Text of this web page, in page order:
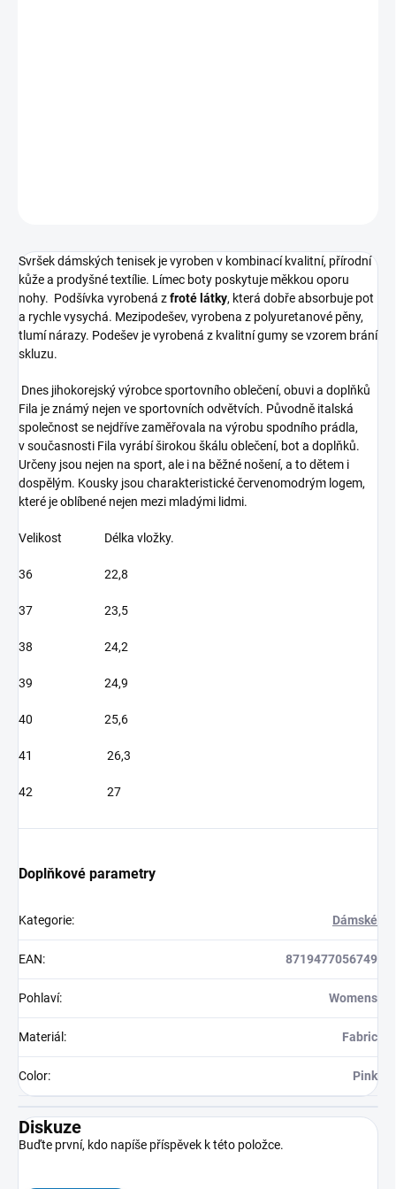
Svršek dámských tenisek je vyroben v kombinací kvalitní, přírodní
kůže a prodyšné textílie. Límec boty poskytuje měkkou oporu
nohy. Podšívka vyrobená zfroté látky, která dobře absorbuje pot
a rychle vysychá. Mezipodešev, vyrobena z polyuretanové pěny,
tlumí nárazy. Podešev je vyrobená z kvalitní gumy se vzorem brání
skluzu.
Dnes jihokorejský výrobce sportovního oblečení, obuvi a doplňků
Fila je známý nejen ve sportovních odvětvích. Původně italská
společnost se nejdříve zaměřovala na výrobu spodního prádla,
v současnosti Fila vyrábí širokou škálu oblečení, bot a doplňků.
Určeny jsou nejen na sport, ale i na běžné nošení, a to dětem i
dospělým. Kousky jsou charakteristické červenomodrým logem,
které je oblíbené nejen mezi mladými lidmi.
Velikost Délka vložky.
36 22,8
37 23,5
38 24,2
39 24,9
40 25,6
41 26,3
42 27
Doplňkové parametry
Kategorie: Dámské
EAN: 8719477056749
Pohlaví: Womens
Materiál : Fabric
Color: Pink
Diskuze
Buďte první, kdo napíše příspěvek k této položce.